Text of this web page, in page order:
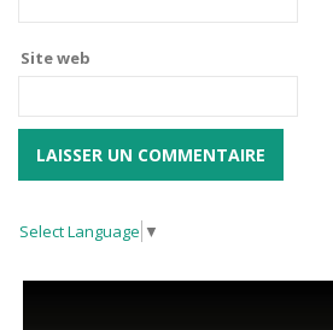
Site web
Select Language ▼